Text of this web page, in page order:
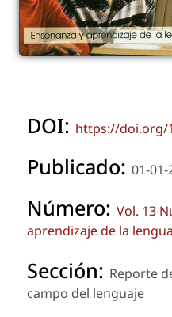
DOI: https://doi.org/
Publicado: 01-01-
Número: Vol. 13
aprendizaje de la lengua
Sección: Reporte
campo del lenguaje